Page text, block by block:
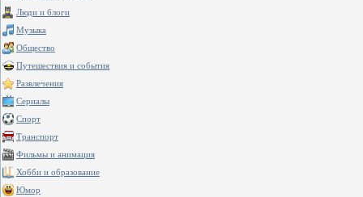
Люди и блоги
Музыка
Общество
Путешествия и события
Развлечения
Сериалы
Спорт
Транспорт
Фильмы и анимация
Хобби и образование
Юмор